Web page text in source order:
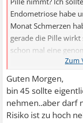
Endometriose habe
Monat Schmerzen
gerade die Pille wirkt
schon mal eine
Ich hatte nur
es von meiner
kam. Bin auch schon
Nebenwirkungen eh
Guten Morgen,
bin 45 sollte
nehmen..aber darf
Risiko ist zu hoch